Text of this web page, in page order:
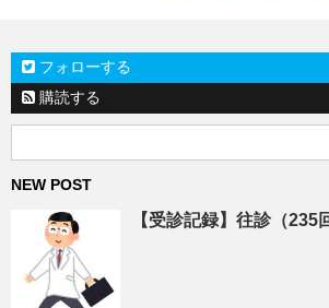
フォローする
購読する
NEW POST
【受診記録】往診（235